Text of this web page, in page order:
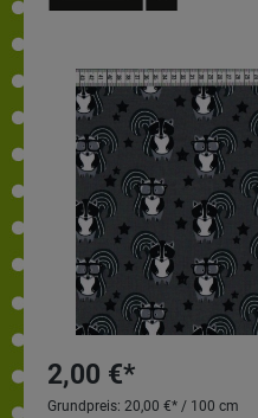
2,00 €*
Grundpreis: 20,00 €* / 100 cm